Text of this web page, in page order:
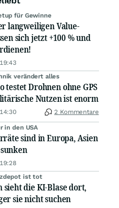
für Gewinne
langweiligen Value-
sich jetzt +100 % und
verändert alles
testet Drohnen ohne GPS
Nutzen ist enorm
2 Kommentare
in den USA
sind in Europa, Asien
ist tot
sieht die KI-Blase dort,
sie nicht suchen